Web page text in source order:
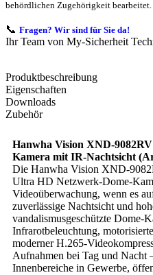
behördlichen Zugehörigkeit bearbeitet.
📞 Fragen? Wir sind für Sie da!
Ihr Team von My-Sicherheit
Produktbeschreibung
Eigenschaften
Downloads
Zubehör
Hanwha Vision XND-
Kamera mit IR-Nachtsicht
Die Hanwha Vision XND-
Ultra HD Netzwerk-Dome-
Videoüberwachung, wenn es
zuverlässige Nachtsicht und
vandalismusgeschützte Dome-
Infrarotbeleuchtung,
moderner H.265-
Aufnahmen bei Tag und Nacht
Innenbereiche in Gewerbe,